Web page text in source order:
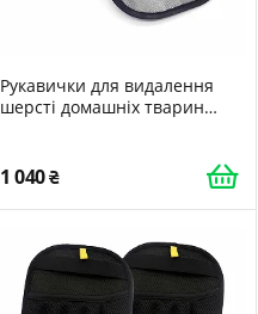
Рукавички для видалення
шерсті домашніх тварин
1 040